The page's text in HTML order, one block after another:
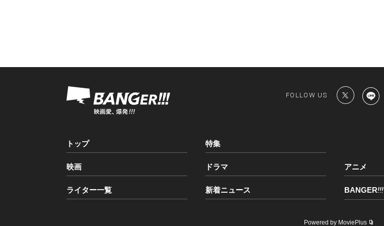
FOLLOW US
トップ 特集
映画 ドラマ アニメ
ライター一覧 新着ニュース BANGER!!!
Powered by MoviePlus